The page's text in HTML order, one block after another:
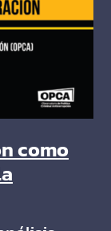
como